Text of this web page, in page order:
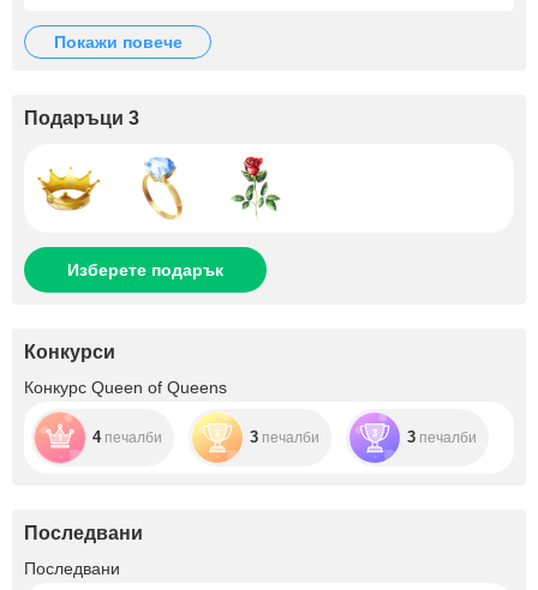
покажи повече
Подаръци 3
Изберете подарък
Конкурси
Конкурс Queen of Queens
4печалби 3 печалби 3 печалби
Последвани
Последвани